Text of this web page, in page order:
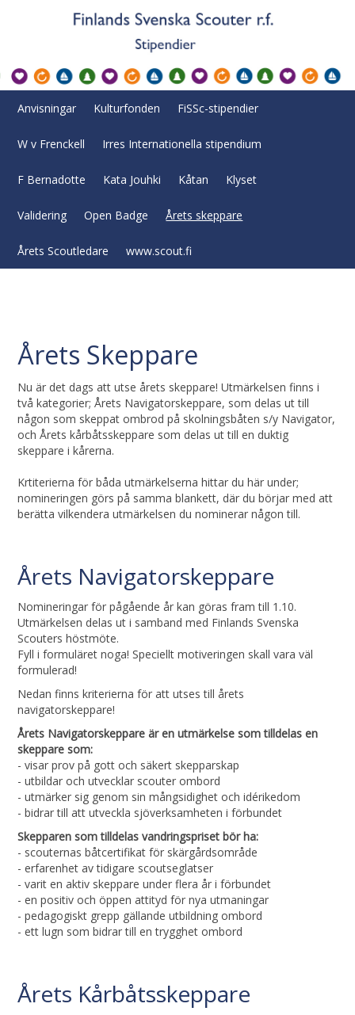
Anvisningar Kulturfonden FiSSc-stipendier
W v Frenckell Irres Internationella stipendium
F Bernadotte Kata Jouhki Kåtan Klyset
Validering Open Badge Årets skeppare
Årets Scoutledare www.scout.fi
Årets Skeppare
Nu är det dags att utse årets skeppare! Utmärkelsen finns i
två kategorier; Årets Navigatorskeppare, som delas ut till
någon som skeppat ombrod på skolningsbåten s/y Navigator,
och Årets kårbåtsskeppare som delas ut till en duktig
skeppare i kårerna.
Krtiterierna för båda utmärkelserna hittar du här under;
nomineringen görs på samma blankett, där du börjar med att
berätta vilkendera utmärkelsen du nominerar någon till.
Årets Navigatorskeppare
Nomineringar för pågående år kan göras fram till 1.10.
Utmärkelsen delas ut i samband med Finlands Svenska
Scouters höstmöte.
Fyll i formuläret noga! Speciellt motiveringen skall vara väl
formulerad!
Nedan finns kriterierna för att utses till årets
navigatorskeppare!
Årets Navigatorskeppare är en utmärkelse som tilldelas en
skeppare som:
- visar prov på gott och säkert skepparskap
- utbildar och utvecklar scouter ombord
- utmärker sig genom sin mångsidighet och idérikedom
- bidrar till att utveckla sjöverksamheten i förbundet
Skepparen som tilldelas vandringspriset bör ha:
- scouternas båtcertifikat för skärgårdsområde
- erfarenhet av tidigare scoutseglatser
- varit en aktiv skeppare under flera år i förbundet
- en positiv och öppen attityd för nya utmaningar
- pedagogiskt grepp gällande utbildning ombord
- ett lugn som bidrar till en trygghet ombord
Årets Kårbåtsskeppare